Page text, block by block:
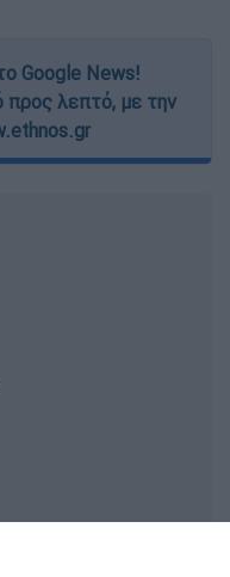
Google News!
προς λεπτό, με την